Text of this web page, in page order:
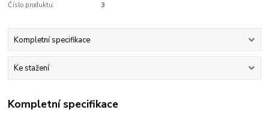
Číslo produktu: 3
Kompletní specifikace
Ke stažení
Kompletní specifikace